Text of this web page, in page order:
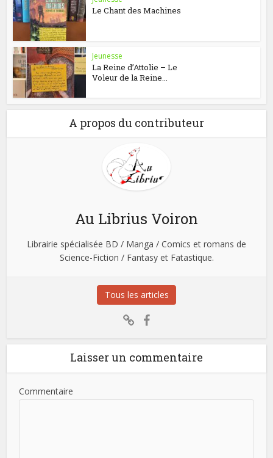
Le Chant des Machines
Jeunesse
La Reine d’Attolie – Le
Voleur de la Reine...
A propos du contributeur
Au Librius Voiron
Librairie spécialisée BD / Manga / Comics et romans de
Science-Fiction / Fantasy et Fatastique.
Tous les articles
Laisser un commentaire
Commentaire